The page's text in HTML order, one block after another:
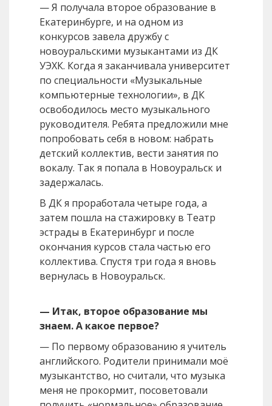
— Я получала второе образование в
Екатеринбурге, и на одном из
конкурсов завела дружбу с
новоуральскими музыкантами из ДК
УЭХК. Когда я заканчивала университет
по специальности «Музыкальные
компьютерные технологии», в ДК
освободилось место музыкального
руководителя. Ребята предложили мне
попробовать себя в новом: набрать
детский коллектив, вести занятия по
вокалу. Так я попала в Новоуральск и
задержалась.
В ДК я проработала четыре года, а
затем пошла на стажировку в Театр
эстрады в Екатеринбург и после
окончания курсов стала частью его
коллектива. Спустя три года я вновь
вернулась в Новоуральск.
— Итак, второе образование мы
знаем. А какое первое?
— По первому образованию я учитель
английского. Родители принимали моё
музыкантство, но считали, что музыка
меня не прокормит, посоветовали